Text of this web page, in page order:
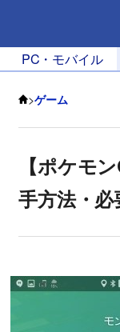
PC・モバイル
>ゲーム
【ポケモ
手方法・